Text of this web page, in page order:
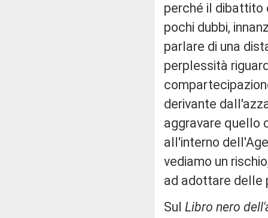
perché il dibattito
pochi dubbi,
parlare di una
perplessità
derivante
aggravare quello
all'interno
vediamo un
ad adottare delle
Sul Libro nero